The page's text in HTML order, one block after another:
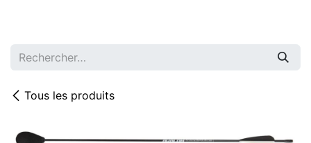
Tous les produits